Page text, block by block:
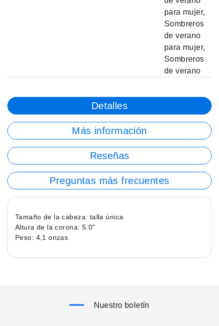
para mujer,
Sombreros
de verano
para mujer,
Sombreros
de verano
Detalles
Más información
Reseñas
Preguntas más frecuentes
Tamaño de la cabeza: talla única
Altura de la corona: 5.0"
Peso: 4,1 onzas
Nuestro boletín